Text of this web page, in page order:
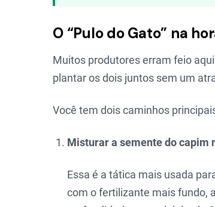
O “Pulo do Gato” na
Muitos produtores erram feio
plantar os dois juntos sem um
Você tem dois caminhos
Misturar a semente do capim
Essa é a tática mais usada
com o fertilizante mais fundo,